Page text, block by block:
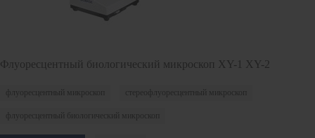
Флуоресцентный биологический микроскоп XY-1 XY-2
флуоресцентный микроскоп стереофлуоресцентный микроскоп
флуоресцентный биологический микроскоп